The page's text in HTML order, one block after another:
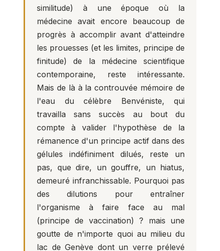
similitude) à une époque où la
médecine avait encore beaucoup de
progrès à accomplir avant d'atteindre
les prouesses (et les limites, principe de
finitude) de la médecine scientifique
contemporaine, reste intéressante.
Mais de là à la controuvée mémoire de
l'eau du célèbre Benvéniste, qui
travailla sans succès au bout du
compte à valider l'hypothèse de la
rémanence d'un principe actif dans des
gélules indéfiniment dilués, reste un
pas, que dire, un gouffre, un hiatus,
demeuré infranchissable. Pourquoi pas
des dilutions pour entraîner
l'organisme à faire face au mal
(principe de vaccination) ? mais une
goutte de n'importe quoi au milieu du
lac de Genève dont un verre prélevé